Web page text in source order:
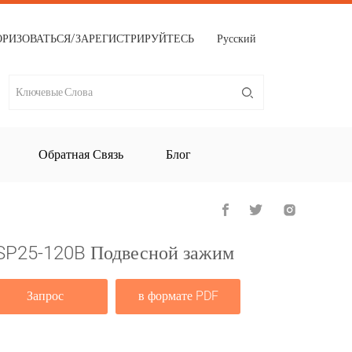
ЗАРЕГИСТРИРУЙТЕСЬ Русский
Обратная Связь Блог
120B Подвесной зажим
Запрос в формате PDF